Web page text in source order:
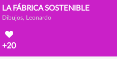
LA FÁBRICA SOSTENIBLE
Dibujos, Leonardo
+20